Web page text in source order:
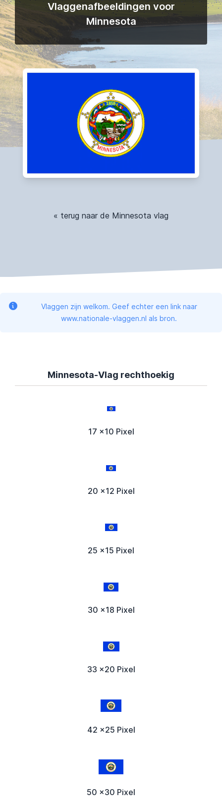
Vlaggenafbeeldingen voor
Minnesota
« terug naar de Minnesota vlag
Vlaggen zijn welkom. Geef echter een link naar
www.nationale-vlaggen.nl als bron.
Minnesota-Vlag rechthoekig
17 x10 Pixel
20 x12 Pixel
25 x15 Pixel
30 x18 Pixel
33 x20 Pixel
42 x25 Pixel
50 x30 Pixel